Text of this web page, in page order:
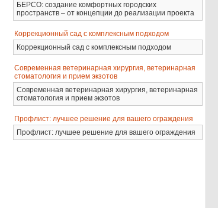
БЕРСО: создание комфортных городских
пространств – от концепции до реализации проекта
Коррекционный сад с комплексным подходом
Коррекционный сад с комплексным подходом
Современная ветеринарная хирургия, ветеринарная
стоматология и прием экзотов
Современная ветеринарная хирургия, ветеринарная
стоматология и прием экзотов
Профлист: лучшее решение для вашего ограждения
Профлист: лучшее решение для вашего ограждения